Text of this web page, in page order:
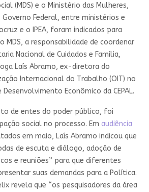
(MDS) e o Ministério das Mulheres,
Federal, entre ministérios e
e o IPEA, foram indicados para
a responsabilidade de coordenar
Nacional de Cuidados e Família,
Laís Abramo, ex-diretora do
Internacional do Trabalho (OIT) no
Econômico da CEPAL.
de entes do poder público, foi
social no processo. Em audiência
em maio, Laís Abramo indicou que
de escuta e diálogo, adoção de
e reuniões” para que diferentes
suas demandas para a Política.
revela que “os pesquisadores da área